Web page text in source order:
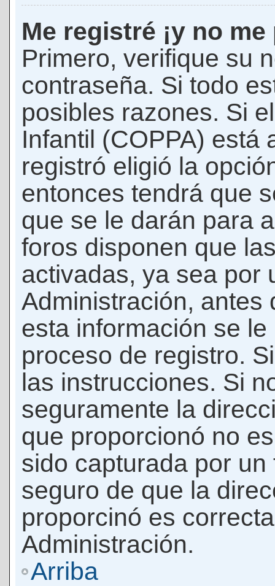
Me registré ¡y no
Primero, verifique su
contraseña. Si todo
posibles razones. Si
Infantil (COPPA) está
registró eligió la
entonces tendrá que
que se le darán para
foros disponen que
activadas, ya sea por
Administración, antes
esta información se
proceso de registro.
las instrucciones. Si
seguramente la
que proporcionó no
sido capturada por
seguro de que la
proporcinó es
Administración.
Arriba